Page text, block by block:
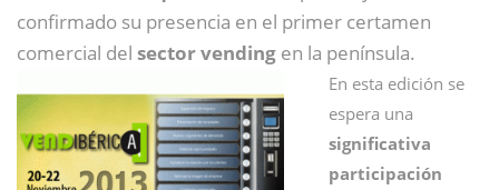
confirmado su presencia en el primer certamen
comercial del sector vending en la península.
En esta edición se
espera una
significativa
participación